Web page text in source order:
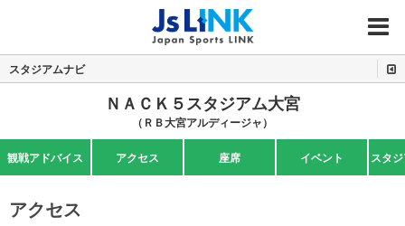
MENU
スタジアムナビ
ＮＡＣＫ５スタジアム大宮
（ＲＢ大宮アルディージャ）
観戦アドバイス アクセス 座席 イベント スタ
アクセス